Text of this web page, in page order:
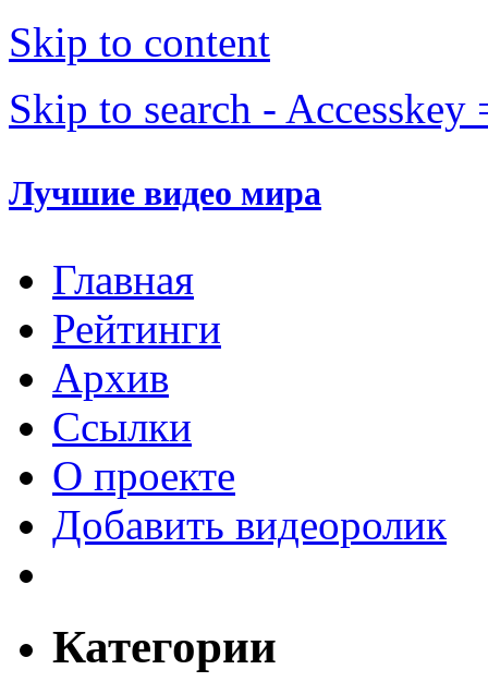
Skip to content
Skip to search - Accesskey
Лучшие видео мира
Главная
Рейтинги
Архив
Ссылки
О проекте
Добавить видеоролик
Категории